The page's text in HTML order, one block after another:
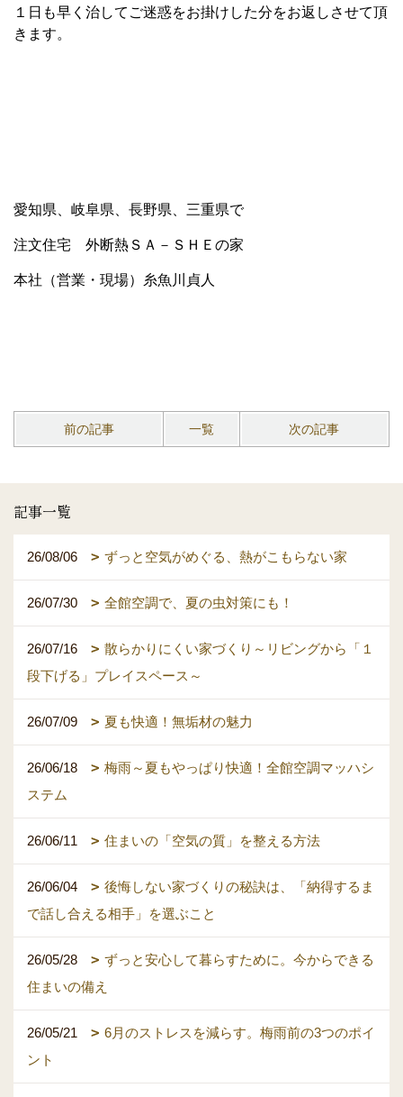
１日も早く治してご迷惑をお掛けした分をお返しさせて頂
きます。
愛知県、岐阜県、長野県、三重県で
注文住宅 外断熱ＳＡ－ＳＨＥの家
本社（営業・現場）糸魚川貞人
前の記事 一覧 次の記事
記事一覧
26/08/06 ずっと空気がめぐる、熱がこもらない家
26/07/30 全館空調で、夏の虫対策にも！
26/07/16
散らかりにくい家づくり～リビングから「１
段下げる」プレイスペース～
26/07/09 夏も快適！無垢材の魅力
26/06/18
梅雨～夏もやっぱり快適！全館空調マッハシ
ステム
26/06/11 住まいの「空気の質」を整える方法
26/06/04
後悔しない家づくりの秘訣は、「納得するま
で話し合える相手」を選ぶこと
26/05/28
ずっと安心して暮らすために。今からできる
住まいの備え
26/05/21
6月のストレスを減らす。梅雨前の3つのポイ
ント